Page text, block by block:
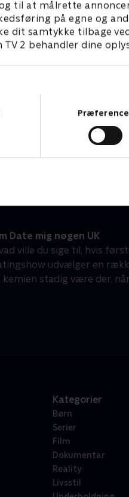
til at målrette
på egne og
dit samtykke tilbage
TV 2 behandler dine
Date mig
Date mig nøgen UK
ville du sige til, hvis
udvælger en
kemien stadig være der,
Kategorier
Børn
Serier
Film
Dokumentar
Reality
Livsstil